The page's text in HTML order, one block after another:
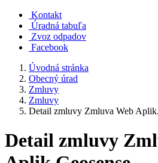
Kontakt
Úradná tabuľa
Zvoz odpadov
Facebook
Úvodná stránka
Obecný úrad
Zmluvy
Zmluvy
Detail zmluvy Zmluva Web
Detail zmluvy